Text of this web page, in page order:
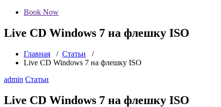
Book Now
Live CD Windows 7 на флешку ISO
Главная / Статьи /
Live CD Windows 7 на флешку ISO
admin Статьи
Live CD Windows 7 на флешку ISO